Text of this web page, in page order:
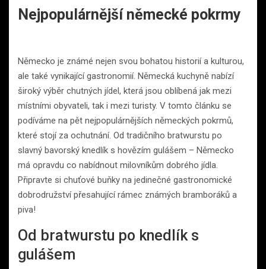
Nejpopulárnější německé pokrmy
Německo je známé nejen svou bohatou historií a kulturou,
ale také vynikající gastronomií. Německá kuchyně nabízí
široký výběr chutných jídel, která jsou oblíbená jak mezi
místními obyvateli, tak i mezi turisty. V tomto článku se
podíváme na pět nejpopulárnějších německých pokrmů,
které stojí za ochutnání. Od tradičního bratwurstu po
slavný bavorský knedlík s hovězím gulášem – Německo
má opravdu co nabídnout milovníkům dobrého jídla.
Připravte si chuťové buňky na jedinečné gastronomické
dobrodružství přesahující rámec známých bramboráků a
piva!
Od bratwurstu po knedlík s
gulášem